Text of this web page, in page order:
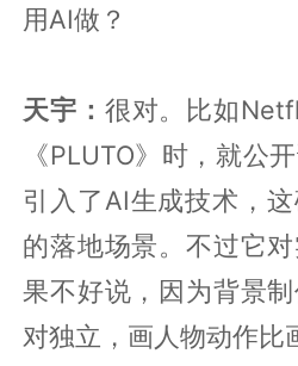
用AI做？
天宇： 很对。比如
《PLUTO》时，就公
引入了AI生成技术，
的落地场景。不过它
果不好说，因为背景
对独立，画人物动作比